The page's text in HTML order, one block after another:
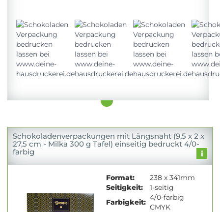
Schokoladenverpackungen mit Längsnaht (9,5 x 2 x
27,5 cm - Milka 300 g Tafel) einseitig bedruckt 4/0-
farbig
Format:
238 x 341mm
Seitigkeit:
1-seitig
Farbigkeit:
4/0-farbig
CMYK